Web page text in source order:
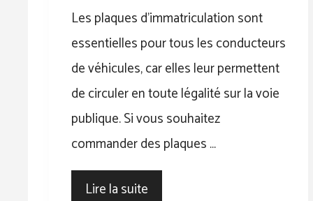
Les plaques d’immatriculation sont
essentielles pour tous les conducteurs
de véhicules, car elles leur permettent
de circuler en toute légalité sur la voie
publique. Si vous souhaitez
commander des plaques …
Lire la suite